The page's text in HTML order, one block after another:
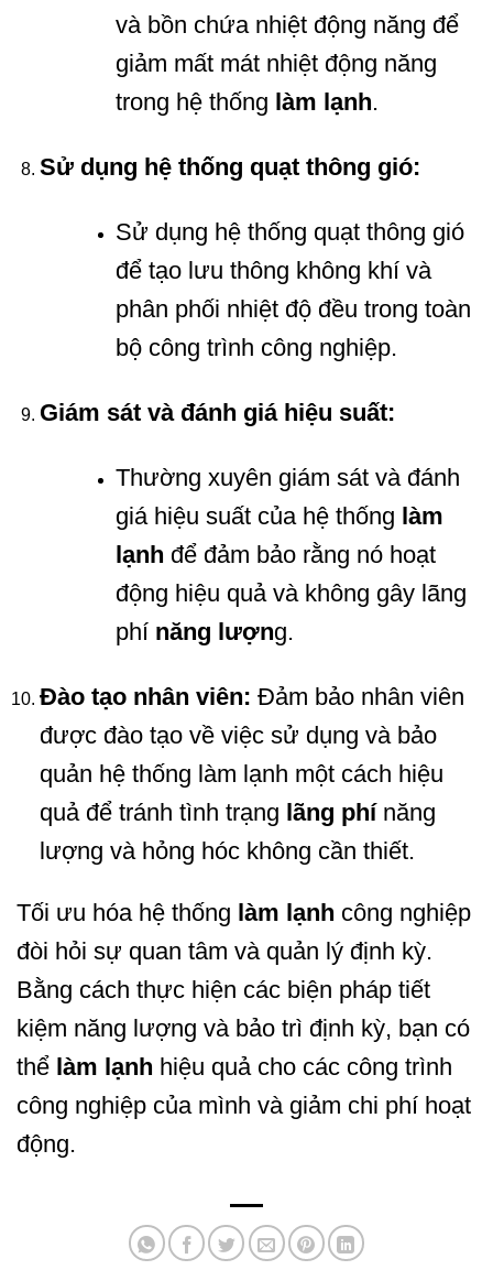
và bồn chứa nhiệt động năng để
giảm mất mát nhiệt động năng
trong hệ thống làm lạnh.
Sử dụng hệ thống quạt thông gió:
Sử dụng hệ thống quạt thông gió
để tạo lưu thông không khí và
phân phối nhiệt độ đều trong toàn
bộ công trình công nghiệp.
Giám sát và đánh giá hiệu suất:
Thường xuyên giám sát và đánh
giá hiệu suất của hệ thống làm
lạnh để đảm bảo rằng nó hoạt
động hiệu quả và không gây lãng
phí năng lượng.
Đào tạo nhân viên: Đảm bảo nhân viên
được đào tạo về việc sử dụng và bảo
quản hệ thống làm lạnh một cách hiệu
quả để tránh tình trạng lãng phínăng
lượng và hỏng hóc không cần thiết.
Tối ưu hóa hệ thống làm lạnh công nghiệp
đòi hỏi sự quan tâm và quản lý định kỳ.
Bằng cách thực hiện các biện pháp tiết
kiệm năng lượng và bảo trì định kỳ, bạn có
thể làm lạnh hiệu quả cho các công trình
công nghiệp của mình và giảm chi phí hoạt
động.